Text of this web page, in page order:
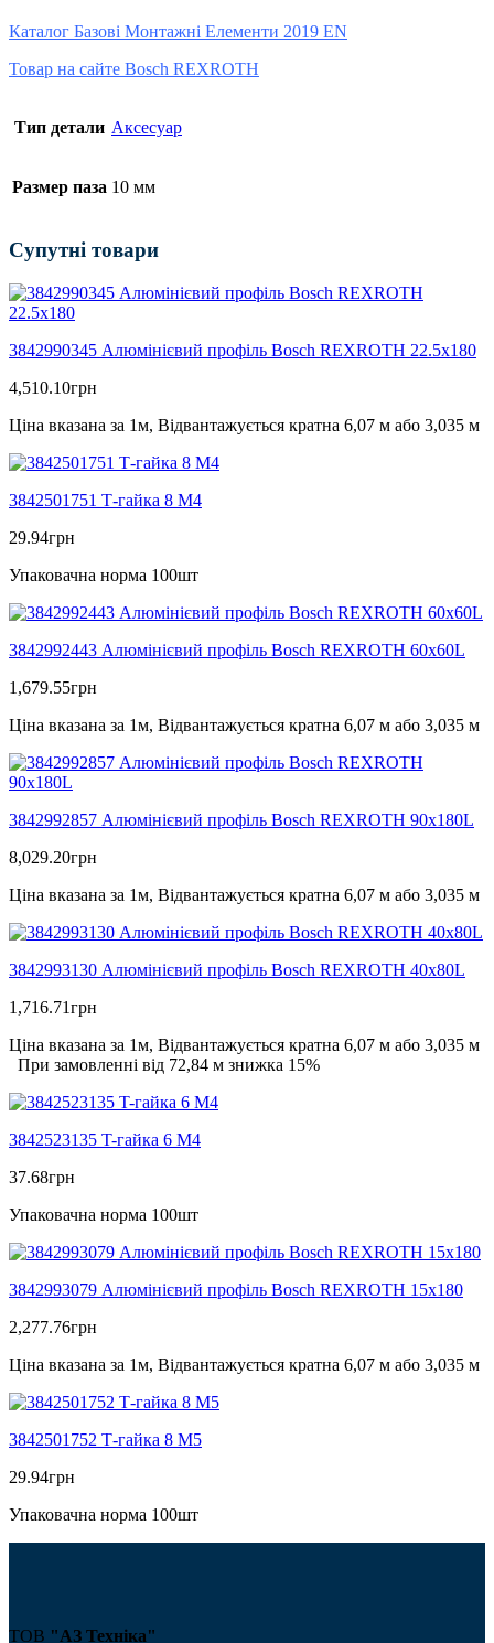
Каталог Базові Монтажні Елементи 2019 EN
Товар на сайте Bosch REXROTH
Тип детали Аксесуар
Размер паза 10 мм
Супутні товари
3842990345 Алюмінієвий профіль Bosch REXROTH 22.5х180
4,510.10грн
Ціна вказана за 1м, Відвантажується кратна 6,07 м або 3,035 м
3842501751 Т-гайка 8 М4
29.94грн
Упаковачна норма 100шт
3842992443 Алюмінієвий профіль Bosch REXROTH 60х60L
1,679.55грн
Ціна вказана за 1м, Відвантажується кратна 6,07 м або 3,035 м
3842992857 Алюмінієвий профіль Bosch REXROTH 90х180L
8,029.20грн
Ціна вказана за 1м, Відвантажується кратна 6,07 м або 3,035 м
3842993130 Алюмінієвий профіль Bosch REXROTH 40х80L
1,716.71грн
Ціна вказана за 1м, Відвантажується кратна 6,07 м або 3,035 м
При замовленні від 72,84 м знижка 15%
3842523135 T-гайка 6 M4
37.68грн
Упаковачна норма 100шт
3842993079 Алюмінієвий профіль Bosch REXROTH 15х180
2,277.76грн
Ціна вказана за 1м, Відвантажується кратна 6,07 м або 3,035 м
3842501752 Т-гайка 8 М5
29.94грн
Упаковачна норма 100шт
ТОВ "АЗ Техніка"